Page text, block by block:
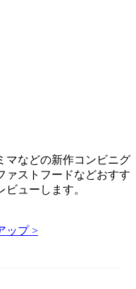
マなどの新作コンビニグ
ァストフードなどおすす
ューします。
ップ >